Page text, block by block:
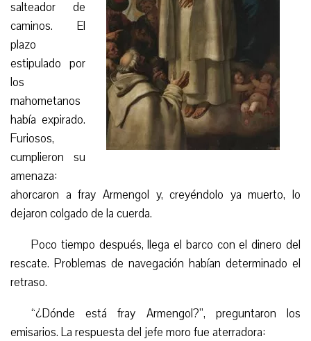
salteador de
caminos. El
plazo
estipulado por
los
mahometanos
había expirado.
Furiosos,
cumplieron su
amenaza:
ahorcaron a fray Armengol y, creyéndolo ya muerto, lo
dejaron colgado de la cuerda.
Poco tiempo después, llega el barco con el dinero del
rescate. Problemas de navegación habían determinado el
retraso.
“¿Dónde está fray Armengol?”, preguntaron los
emisarios. La respuesta del jefe moro fue aterradora: